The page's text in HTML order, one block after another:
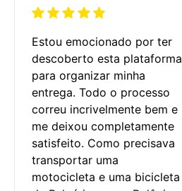
Estou emocionado por ter
descoberto esta plataforma
para organizar minha
entrega. Todo o processo
correu incrivelmente bem e
me deixou completamente
satisfeito. Como precisava
transportar uma
motocicleta e uma bicicleta